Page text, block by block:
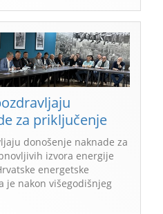
za priključenje
donošenje naknade za
izvora energije
energetske
je nakon višegodišnjeg